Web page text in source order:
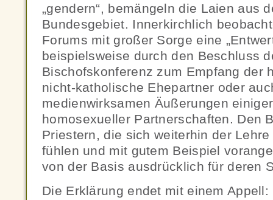
„gendern“, bemängeln die Laien aus
Bundesgebiet. Innerkirchlich
Forums mit großer Sorge eine
beispielsweise durch den Beschluss
Bischofskonferenz zum Empfang der
nicht-katholische Ehepartner oder
medienwirksamen Äußerungen
homosexueller Partnerschaften. Den
Priestern, die sich weiterhin der
fühlen und mit gutem Beispiel
von der Basis ausdrücklich für deren
Die Erklärung endet mit einem Appell: